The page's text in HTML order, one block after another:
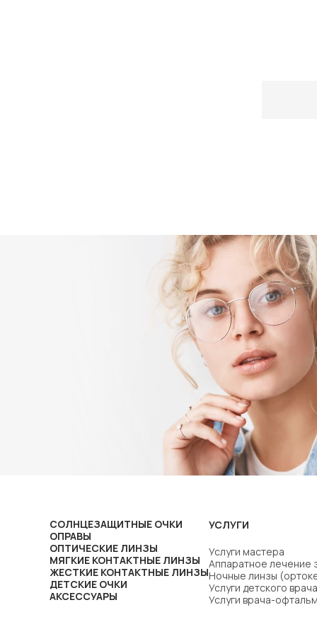
СОЛНЦЕЗАЩИТНЫЕ ОЧКИ
ОПРАВЫ
ОПТИЧЕСКИЕ ЛИНЗЫ
МЯГКИЕ КОНТАКТНЫЕ ЛИНЗЫ
ЖЕСТКИЕ КОНТАКТНЫЕ ЛИНЗЫ
ДЕТСКИЕ ОЧКИ
АКСЕССУАРЫ
УСЛУГИ
Услуги мастера
Аппаратное лечение
Ночные линзы
Услуги детского
Услуги врача-